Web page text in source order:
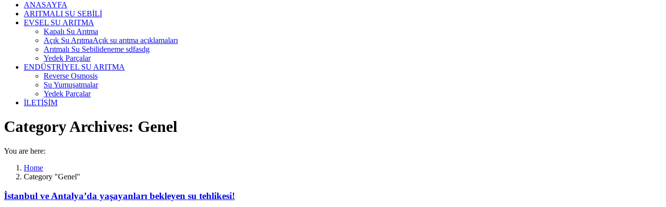
ANASAYFA
ARITMALI SU SEBİLİ
EVSEL SU ARITMA
Kapalı Su Arıtma
Açık Su ArıtmaAçık su arıtma açıklamaları
Arıtmalı Su Sebilideneme sdfasdg
Yedek Parçalar
ENDÜSTRİYEL SU ARITMA
Reverse Osmosis
Su Yumuşatmalar
Yedek Parçalar
İLETİŞİM
Category Archives: Genel
You are here:
Home
Category "Genel"
İstanbul ve Antalya’da yaşayanları bekleyen su tehlikesi!